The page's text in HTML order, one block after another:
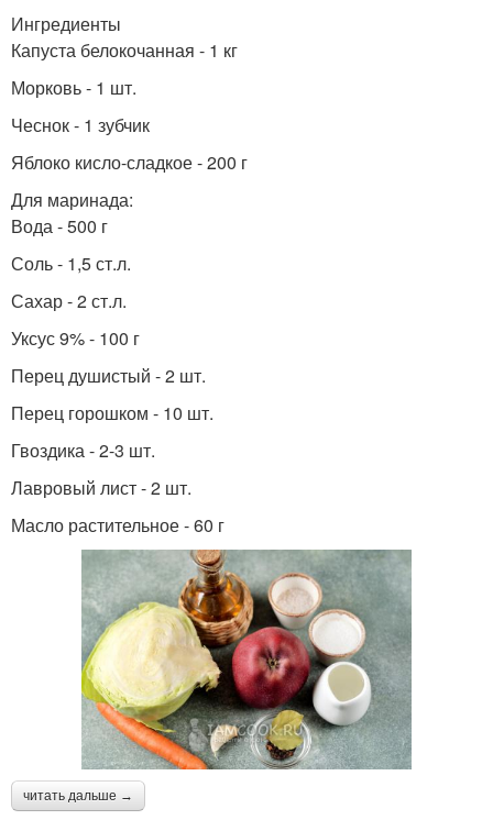
Ингредиенты
Капуста белокочанная - 1 кг
Морковь - 1 шт.
Чеснок - 1 зубчик
Яблоко кисло-сладкое - 200 г
Для маринада:
Вода - 500 г
Соль - 1,5 ст.л.
Сахар - 2 ст.л.
Уксус 9% - 100 г
Перец душистый - 2 шт.
Перец горошком - 10 шт.
Гвоздика - 2-3 шт.
Лавровый лист - 2 шт.
Масло растительное - 60 г
читать дальше →